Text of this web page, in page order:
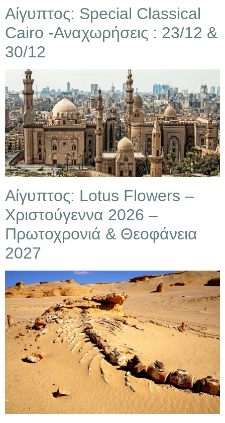
Αίγυπτος: Special Classical
Cairo -Αναχωρήσεις : 23/12 &
30/12
Αίγυπτος: Lotus Flowers –
Χριστούγεννα 2026 –
Πρωτοχρονιά & Θεοφάνεια
2027